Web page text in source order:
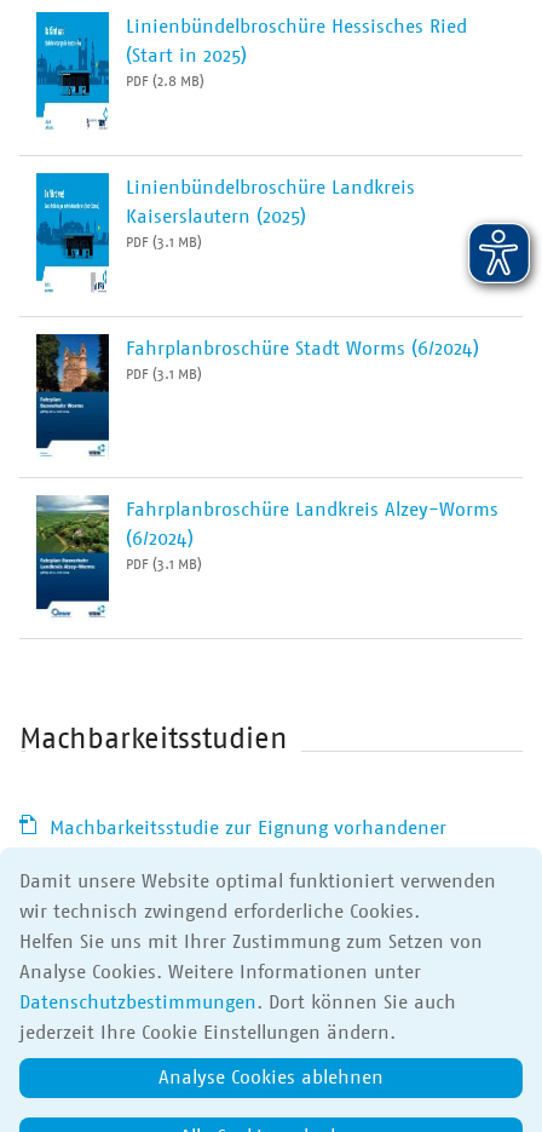
Linienbündelbroschüre Hessisches Ried
(Start in 2025)
PDF (2.8 MB)
Linienbündelbroschüre Landkreis
Kaiserslautern (2025)
PDF (3.1 MB)
Fahrplanbroschüre Stadt Worms (6/2024)
PDF (3.1 MB)
Fahrplanbroschüre Landkreis Alzey-Worms
(6/2024)
PDF (3.1 MB)
Machbarkeitsstudien
Machbarkeitsstudie zur Eignung vorhandener
Antriebe im Main-Tauber-Kreis
Auszug aus der Machbarkeitsstudie zur Einführung
von alternativen Antriebsformen in den Buslinienbündel
des Rhein-Neckar-Kreises
Damit unsere Website optimal funktioniert verwenden
wir technisch zwingend erforderliche Cookies.
Helfen Sie uns mit Ihrer Zustimmung zum Setzen von
Analyse Cookies. Weitere Informationen unter
Datenschutzbestimmungen. Dort können Sie auch
jederzeit Ihre Cookie Einstellungen ändern.
Analyse Cookies ablehnen
Apps Datenschutz Barrierefreiheit